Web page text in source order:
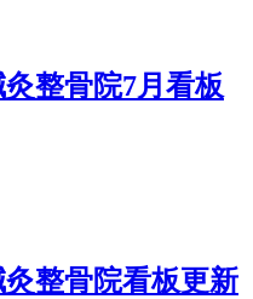
整骨院7月看板
整骨院看板更新